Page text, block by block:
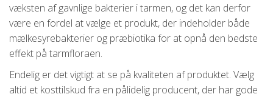
væksten af gavnlige bakterier i tarmen, og det kan derfor
være en fordel at vælge et produkt, der indeholder både
mælkesyrebakterier og præbiotika for at opnå den bedste
effekt på tarmfloraen.
Endelig er det vigtigt at se på kvaliteten af produktet. Vælg
altid et kosttilskud fra en pålidelig producent, der har gode